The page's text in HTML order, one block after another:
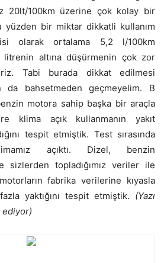
20lt/100km üzerine çok kolay bir
yüzden bir miktar dikkatli kullanım
olarak ortalama 5,2 l/100km
litrenin altına düşürmenin çok zor
Tabi burada dikkat edilmesi
da bahsetmeden geçmeyelim. B
motora sahip başka bir araçla
klima açık kullanmanın yakıt
tespit etmiştik. Test sırasında
açıktı. Dizel, benzin
sizlerden topladığımız veriler ile
fabrika verilerine kıyasla
yaktığını tespit etmiştik. (Yazı
ediyor)